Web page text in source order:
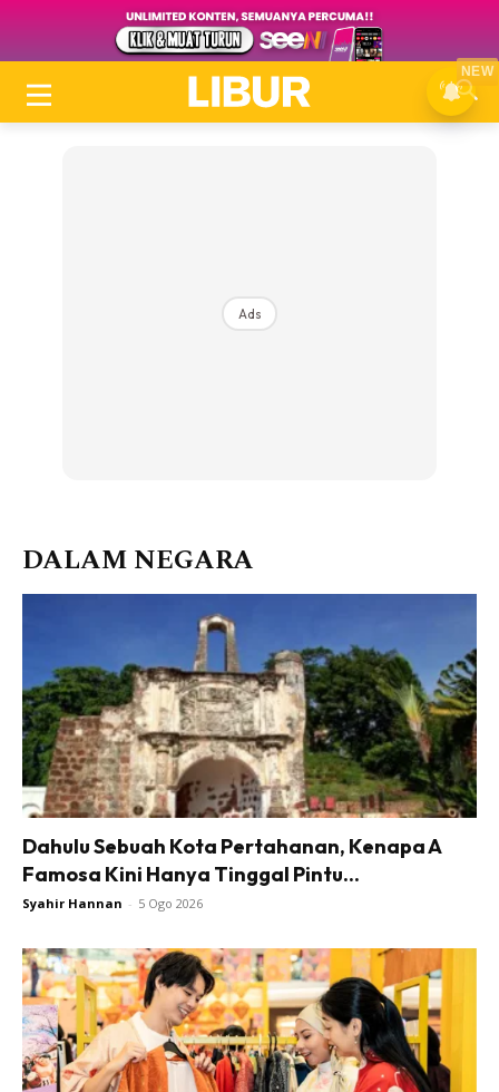
Ads
DALAM NEGARA
Dahulu Sebuah Kota Pertahanan, Kenapa A
Famosa Kini Hanya Tinggal Pintu...
Syahir Hannan - 5 Ogo 2026
NEW